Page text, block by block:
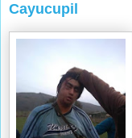
Cayucupil